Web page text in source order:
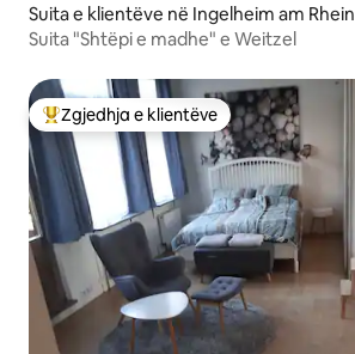
Suita e klientëve në Ingelheim am Rhein
Suita "Shtëpi e madhe" e Weitzel
Më të mirat e zgjedhjeve të klientëve
Zgjedhja e klientëve